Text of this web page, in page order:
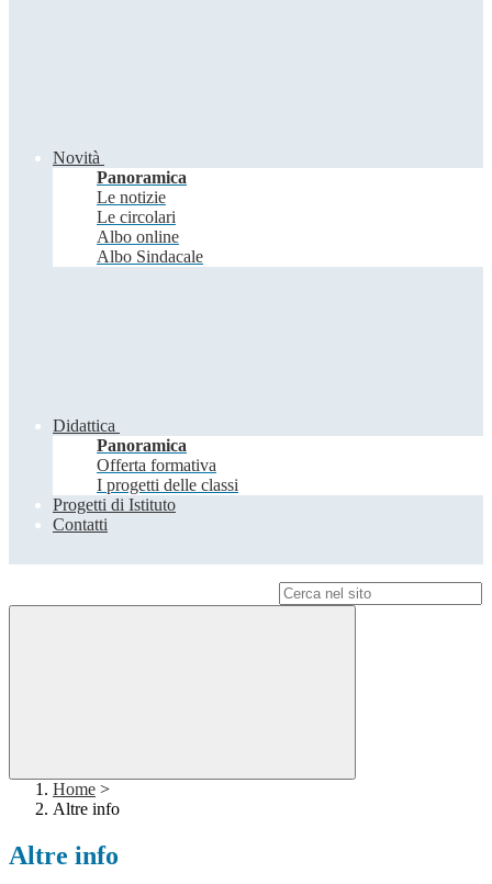
Novità
Panoramica
Le notizie
Le circolari
Albo online
Albo Sindacale
Didattica
Panoramica
Offerta formativa
I progetti delle classi
Progetti di Istituto
Contatti
Home >
Altre info
Altre info